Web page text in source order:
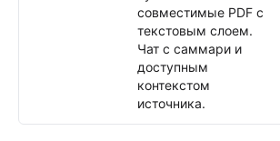
совместимые PDF с
текстовым слоем.
Чат с саммари и
доступным
контекстом
источника.